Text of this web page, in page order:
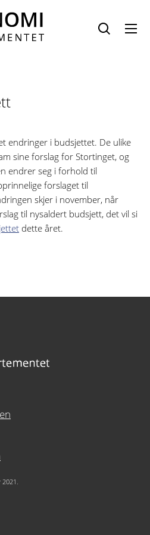
endringer i budsjettet. De ulike
sine forslag for Stortinget, og
endrer seg i forhold til
forslaget til
skjer i november, når
til nysaldert budsjett, det vil si
dette året.